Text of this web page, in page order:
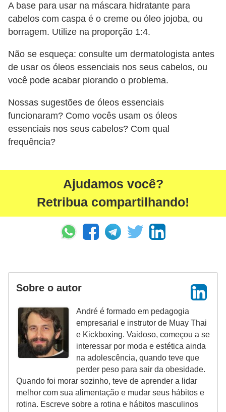
A base para usar na máscara hidratante para
cabelos com caspa é o creme ou óleo jojoba, ou
borragem. Utilize na proporção 1:4.
Não se esqueça: consulte um dermatologista antes
de usar os óleos essenciais nos seus cabelos, ou
você pode acabar piorando o problema.
Nossas sugestões de óleos essenciais
funcionaram? Como vocês usam os óleos
essenciais nos seus cabelos? Com qual
frequência?
Ajudamos você?
Retribua compartilhando!
Sobre o autor
André é formado em pedagogia
empresarial e instrutor de Muay Thai
e Kickboxing. Vaidoso, começou a se
interessar por moda e estética ainda
na adolescência, quando teve que
perder peso para sair da obesidade.
Quando foi morar sozinho, teve de aprender a lidar
melhor com sua alimentação e mudar seus hábitos e
rotina. Escreve sobre a rotina e hábitos masculinos